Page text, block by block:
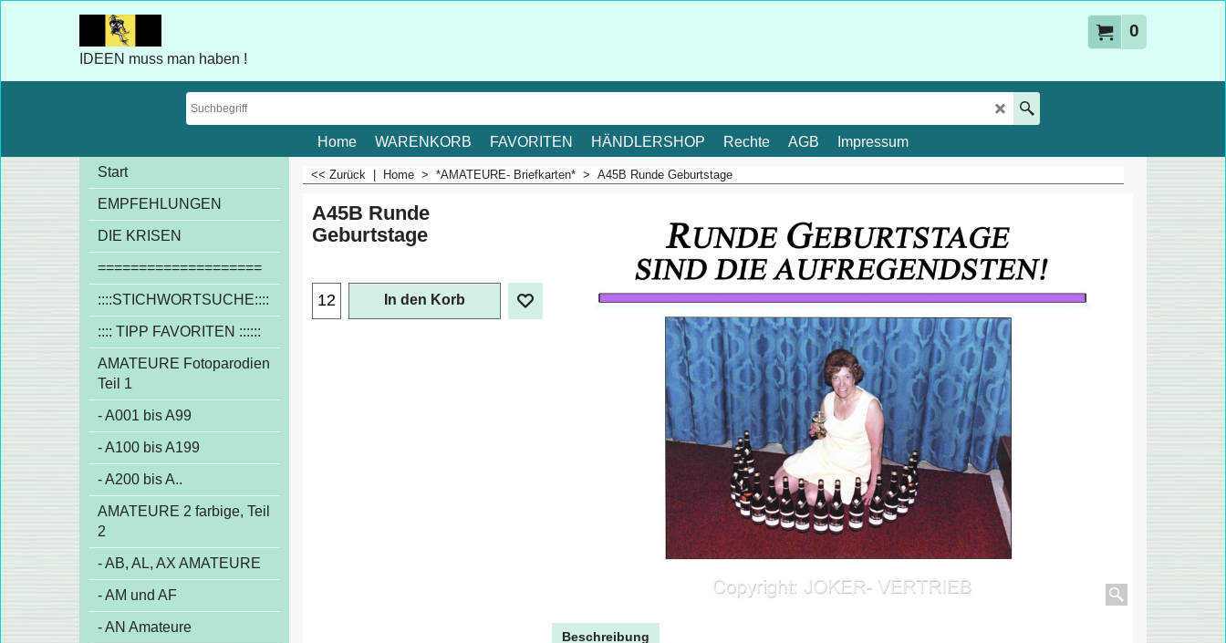
0
IDEEN muss man haben !
Home WARENKORB FAVORITEN HÄNDLERSHOP Rechte AGB
Impressum
Start
EMPFEHLUNGEN
DIE KRISEN
====================
::::STICHWORTSUCHE::::
:::: TIPP FAVORITEN ::::::
AMATEURE Fotoparodien
Teil 1
- A001 bis A99
- A100 bis A199
- A200 bis A..
AMATEURE 2 farbige, Teil
2
- AB, AL, AX AMATEURE
- AM und AF
- AN Amateure
<< Zurück Home > *AMATEURE- Briefkarten* > A45B Runde Geburtstage
A45B Runde
Geburtstage
Beschreibung